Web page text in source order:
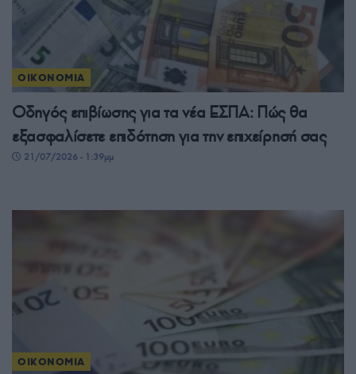
ΟΙΚΟΝΟΜΙΑ
Οδηγός επιβίωσης για τα νέα ΕΣΠΑ: Πώς θα
εξασφαλίσετε επιδότηση για την επιχείρησή σας
21/07/2026 - 1:39μμ
ΟΙΚΟΝΟΜΙΑ